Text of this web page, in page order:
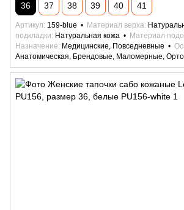
36 37 38 39 40 41
Артикул 159-blue Материал верха
подкладки
Натуральная кожа Материал
Назначение
Медицинские, Повседневные
Анатомическая, Брендовые, Маломерные,